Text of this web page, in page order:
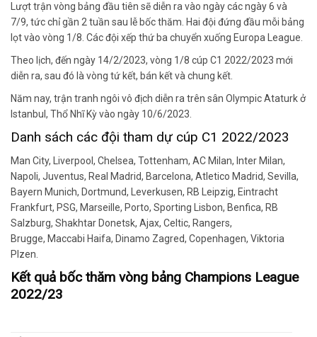
Lượt trận vòng bảng đầu tiên sẽ diễn ra vào ngày các ngày 6 và
7/9, tức chỉ gần 2 tuần sau lễ bốc thăm. Hai đội đứng đầu mỗi bảng
lọt vào vòng 1/8. Các đội xếp thứ ba chuyển xuống Europa League.
Theo lịch, đến ngày 14/2/2023, vòng 1/8 cúp C1 2022/2023 mới
diễn ra, sau đó là vòng tứ kết, bán kết và chung kết.
Năm nay, trận tranh ngôi vô địch diễn ra trên sân Olympic Ataturk ở
Istanbul, Thổ Nhĩ Kỳ vào ngày 10/6/2023.
Danh sách các đội tham dự cúp C1 2022/2023
Man City, Liverpool, Chelsea, Tottenham, AC Milan, Inter Milan,
Napoli, Juventus, Real Madrid, Barcelona, Atletico Madrid, Sevilla,
Bayern Munich, Dortmund, Leverkusen, RB Leipzig, Eintracht
Frankfurt, PSG, Marseille, Porto, Sporting Lisbon, Benfica, RB
Salzburg, Shakhtar Donetsk, Ajax, Celtic, Rangers,
Brugge, Maccabi Haifa, Dinamo Zagred, Copenhagen, Viktoria
Plzen.
Kết quả bốc thăm vòng bảng Champions League
2022/23